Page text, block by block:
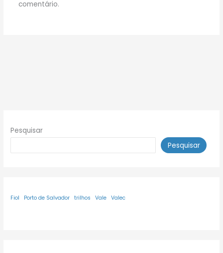
comentário.
Pesquisar
Pesquisar
Fiol Porto de Salvador trilhos Vale Valec